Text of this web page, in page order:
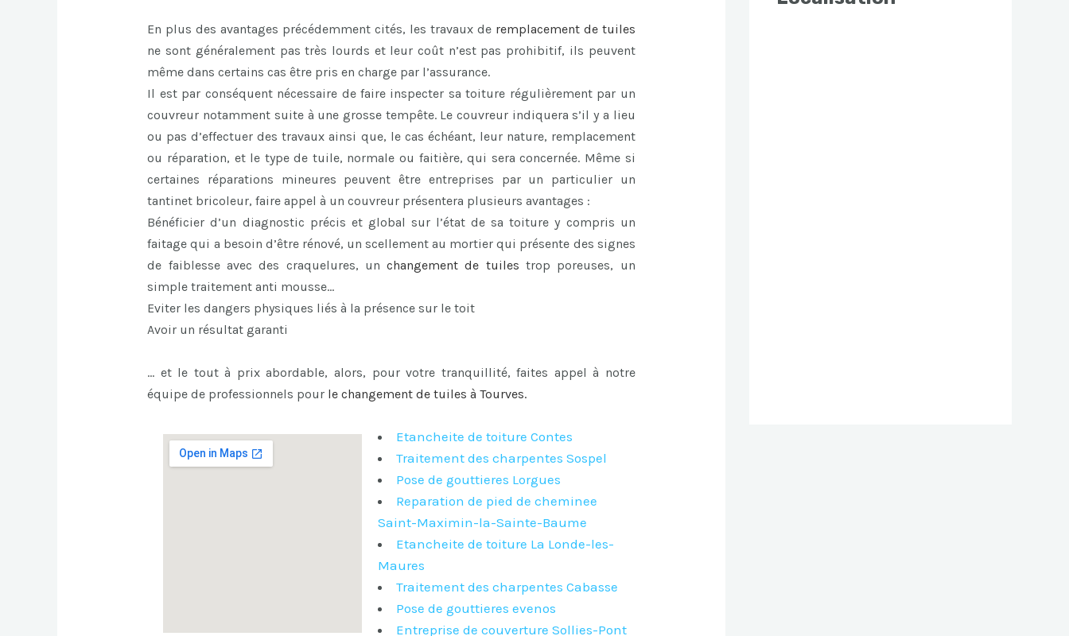
En plus des avantages précédemment cités, les travaux de remplacement de tuiles
ne sont généralement pas très lourds et leur coût n’est pas prohibitif, ils peuvent
même dans certains cas être pris en charge par l’assurance.
Il est par conséquent nécessaire de faire inspecter sa toiture régulièrement par un
couvreur notamment suite à une grosse tempête. Le couvreur indiquera s’il y a lieu
ou pas d’effectuer des travaux ainsi que, le cas échéant, leur nature, remplacement
ou réparation, et le type de tuile, normale ou faitière, qui sera concernée. Même si
certaines réparations mineures peuvent être entreprises par un particulier un
tantinet bricoleur, faire appel à un couvreur présentera plusieurs avantages :
Bénéficier d’un diagnostic précis et global sur l’état de sa toiture y compris un
faitage qui a besoin d’être rénové, un scellement au mortier qui présente des signes
de faiblesse avec des craquelures, un changement de tuiles trop poreuses, un
simple traitement anti mousse…
Eviter les dangers physiques liés à la présence sur le toit
Avoir un résultat garanti
… et le tout à prix abordable, alors, pour votre tranquillité, faites appel à notre
équipe de professionnels pour lechangement de tuiles à Tourves.
Etancheite de toiture Contes
Traitement des charpentes Sospel
Pose de gouttieres Lorgues
Reparation de pied de cheminee
Saint-Maximin-la-Sainte-Baume
Etancheite de toiture La Londe-les-
Maures
Traitement des charpentes Cabasse
Pose de gouttieres evenos
Entreprise de couverture Sollies-Pont